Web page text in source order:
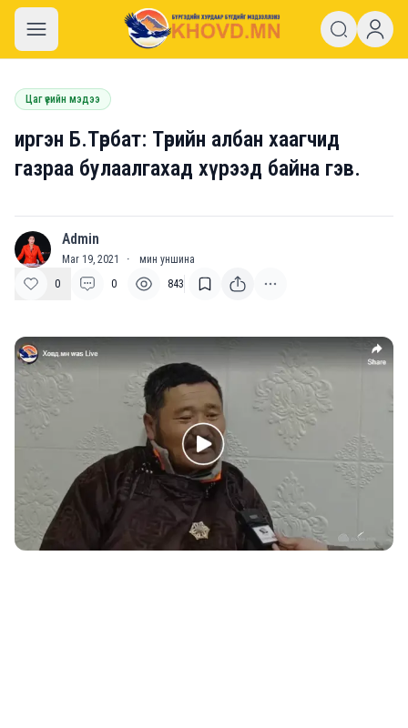
khovd.mn
Цаг үеийн мэдээ
иргэн Б.Төрбат: Төрийн албан хаагчид
газраа булаалгахад хүрээд байна гэв.
A Admin
Mar 19, 2021 ·
мин уншина
0
0 843